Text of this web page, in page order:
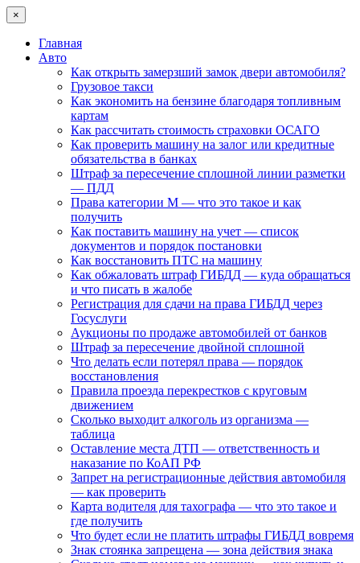
×
Главная
Авто
Как открыть замерзший замок двери автомобиля?
Грузовое такси
Как экономить на бензине благодаря топливным
картам
Как рассчитать стоимость страховки ОСАГО
Как проверить машину на залог или кредитные
обязательства в банках
Штраф за пересечение сплошной линии разметки
— ПДД
Права категории М — что это такое и как
получить
Как поставить машину на учет — список
документов и порядок постановки
Как восстановить ПТС на машину
Как обжаловать штраф ГИБДД — куда обращаться
и что писать в жалобе
Регистрация для сдачи на права ГИБДД через
Госуслуги
Аукционы по продаже автомобилей от банков
Штраф за пересечение двойной сплошной
Что делать если потерял права — порядок
восстановления
Правила проезда перекрестков с круговым
движением
Сколько выходит алкоголь из организма —
таблица
Оставление места ДТП — ответственность и
наказание по КоАП РФ
Запрет на регистрационные действия автомобиля
— как проверить
Карта водителя для тахографа — что это такое и
где получить
Что будет если не платить штрафы ГИБДД вовремя
Знак стоянка запрещена — зона действия знака